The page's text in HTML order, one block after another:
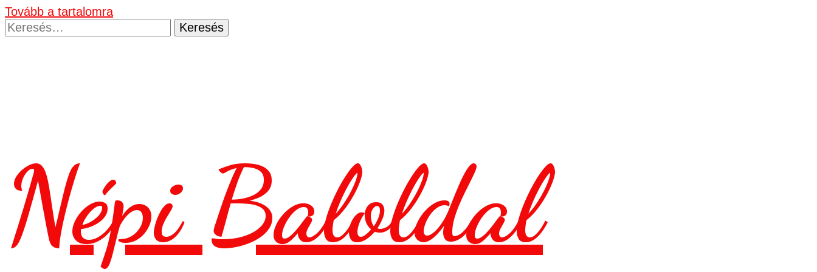
Tovább a tartalomra
Keresés:
Népi Baloldal